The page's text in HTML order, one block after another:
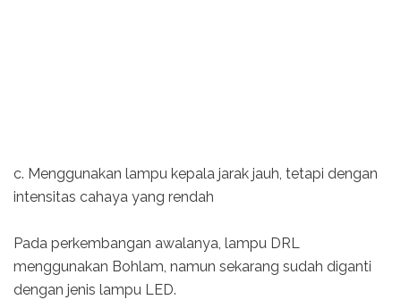
c. Menggunakan lampu kepala jarak jauh, tetapi dengan
intensitas cahaya yang rendah
Pada perkembangan awalanya, lampu DRL
menggunakan Bohlam, namun sekarang sudah diganti
dengan jenis lampu LED.